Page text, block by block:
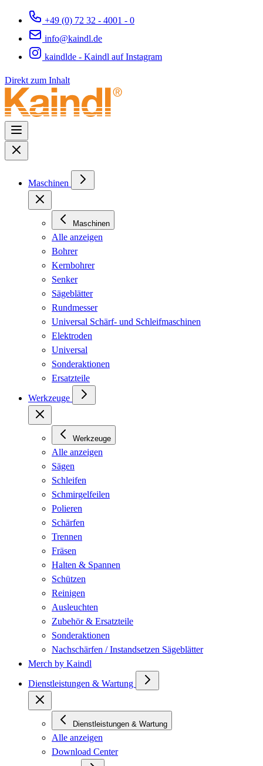
+49 (0) 72 32 - 4001 - 0
info@kaindl.de
kaindlde - Kaindl auf Instagram
Direkt zum Inhalt
Maschinen
Maschinen
Alle anzeigen
Bohrer
Kernbohrer
Senker
Sägeblätter
Rundmesser
Universal Schärf- und Schleifmaschinen
Elektroden
Universal
Sonderaktionen
Ersatzteile
Werkzeuge
Werkzeuge
Alle anzeigen
Sägen
Schleifen
Schmirgelfeilen
Polieren
Schärfen
Trennen
Fräsen
Halten & Spannen
Schützen
Reinigen
Ausleuchten
Zubehör & Ersatzteile
Sonderaktionen
Nachschärfen / Instandsetzen Sägeblätter
Merch by Kaindl
Dienstleistungen & Wartung
Dienstleistungen & Wartung
Alle anzeigen
Download Center